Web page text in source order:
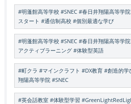
#明蓬館高等学校 #SNEC #春日井翔陽高等学
スタート #通信制高校 #個別最適な学び
#明蓬館高等学校 #SNEC #春日井翔陽高等学
アクティブラーニング #体験型英語
#町クラ #マインクラフト #DX教育 #創造的
翔陽高等学院 #SNEC
#英会話教室 #体験型学習